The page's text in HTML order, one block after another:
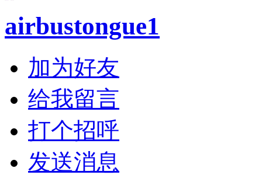
airbustongue1
加为好友
给我留言
打个招呼
发送消息